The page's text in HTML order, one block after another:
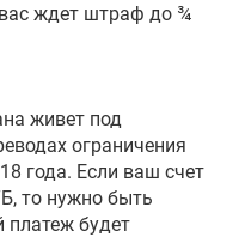
ждет штраф до ¾
живет под
ограничения
года. Если ваш счет
то нужно быть
будет